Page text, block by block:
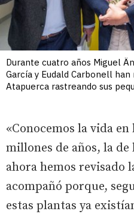
Durante cuatro años Miguel
García y Eudald Carbonell
Atapuerca rastreando sus
«Conocemos la vida
millones de años, la
ahora hemos revisado
acompañó porque,
estas plantas ya